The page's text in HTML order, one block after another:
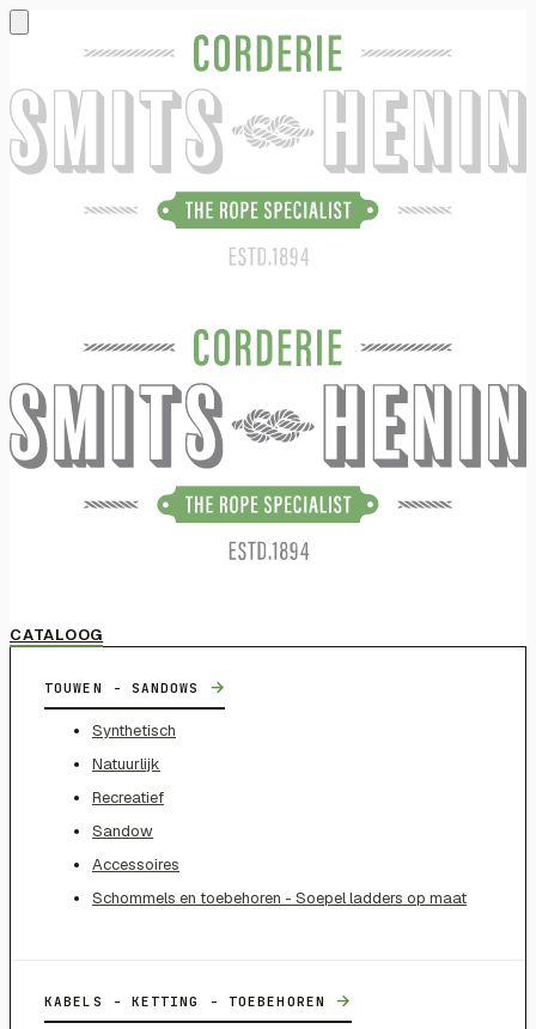
CATALOOG
TOUWEN - SANDOWS →
Synthetisch
Natuurlijk
Recreatief
Sandow
Accessoires
Schommels en toebehoren - Soepel ladders op maat
KABELS - KETTING - TOEBEHOREN →